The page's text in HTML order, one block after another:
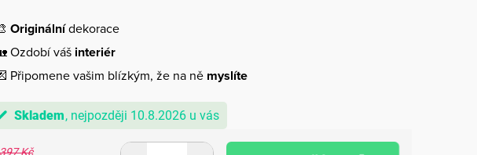
Originálnídekorace
Ozdobí váš interiér
Připomene vašim blízkým, že na ně myslíte
Skladem 10.8.2026
397 Kč